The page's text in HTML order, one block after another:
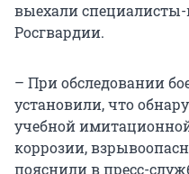
выехали
Росгвардии.
– При обследовании
установили, что
учебной
коррозии,
пояснили в пресс-